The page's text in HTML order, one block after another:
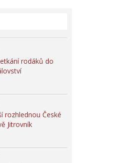
rodáků do
rozhlednou České
Jitrovník